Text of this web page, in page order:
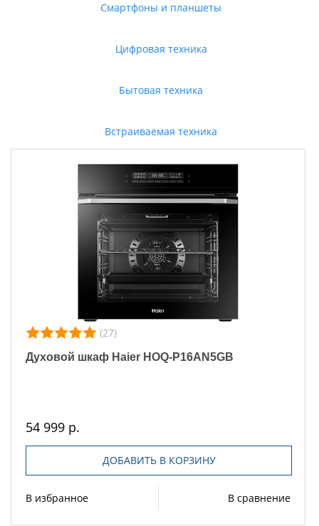
Смартфоны и планшеты
Цифровая техника
Бытовая техника
Встраиваемая техника
(27)
Духовой шкаф Haier HOQ-P16AN5GB
54 999 р.
ДОБАВИТЬ В КОРЗИНУ
В избранное В сравнение